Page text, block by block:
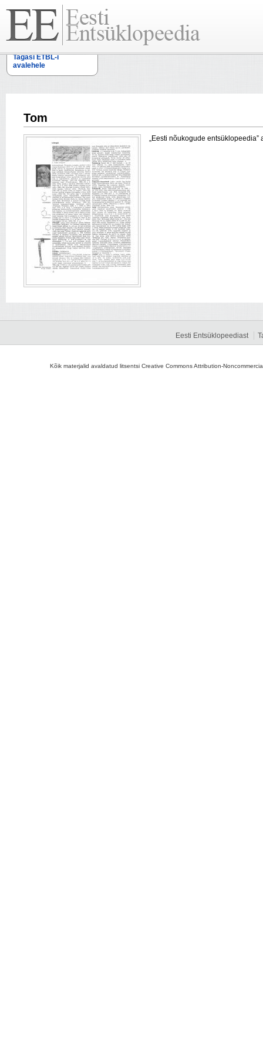
Tagasi ETBL-i
avalehele
Tom
„Eesti nõukogude
Eesti Entsüklopeediast
Kõik materjalid avaldatud litsentsi Creative Commons Attribution-